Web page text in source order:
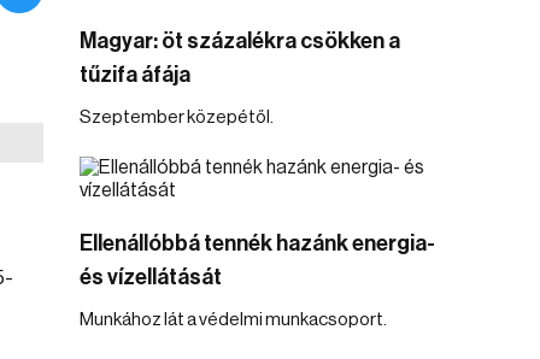
Magyar: öt százalékra csökken a
tűzifa áfája
Szeptember közepétől.
Ellenállóbbá tennék hazánk energia-
és vízellátását
Munkához lát a védelmi munkacsoport.